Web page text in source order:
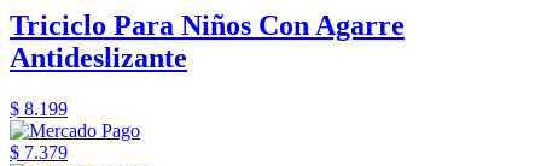
Triciclo Para Niños Con Agarre
Antideslizante
$ 8.199
$ 7.379